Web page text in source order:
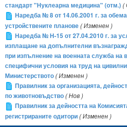
стандарт "Нуклеарна медицина" (отм.)(
Наредба № 8 от 14.06.2001 г. за
устройствените планове( Изменен )
Наредба № Н-15 от 27.04.2010 г. за
изплащане на допълнителни
при изпълнение на военната служба на
специфични условия на труд на
Министерството( Изменен )
Правилник за организацията,
по животновъдство( Нов )
Правилник за дейността на
регистрираните одитори( Изменен )